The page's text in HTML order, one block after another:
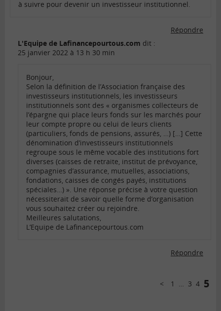
à suivre pour devenir un investisseur institutionnel.
Répondre
L'Equipe de Lafinancepourtous.com dit :
25 janvier 2022 à 13 h 30 min
Bonjour,
Selon la définition de l’Association française des
investisseurs institutionnels, les investisseurs
institutionnels sont des « organismes collecteurs de
l’épargne qui place leurs fonds sur les marchés pour
leur compte propre ou celui de leurs clients
(particuliers, fonds de pensions, assurés, …) […] Cette
dénomination d’investisseurs institutionnels
regroupe sous le même vocable des institutions fort
diverses (caisses de retraite, institut de prévoyance,
compagnies d’assurance, mutuelles, associations,
fondations, caisses de congés payés, institutions
spéciales…) ». Une réponse précise à votre question
nécessiterait de savoir quelle forme d’organisation
vous souhaitez créer ou rejoindre.
Meilleures salutations,
L’Equipe de Lafinancepourtous.com
Répondre
Précédent
1 … 3 4 5